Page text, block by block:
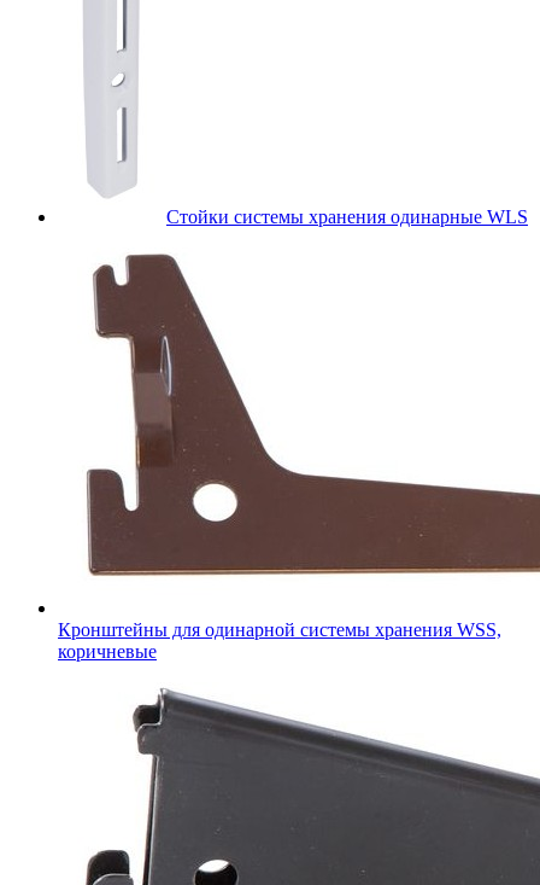
Стойки системы хранения одинарные WLS
Кронштейны для одинарной системы хранения WSS,
коричневые